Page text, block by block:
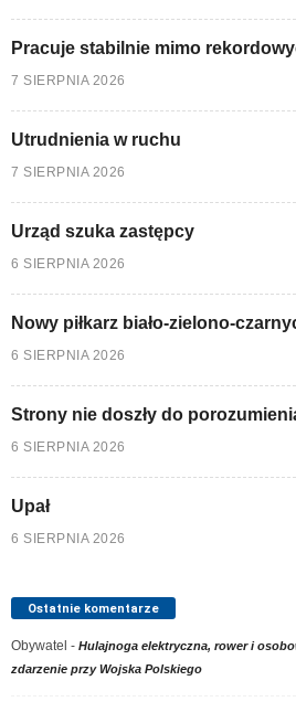
Pracuje stabilnie mimo
7 SIERPNIA 2026
Utrudnienia w ruchu
7 SIERPNIA 2026
Urząd szuka zastępcy
6 SIERPNIA 2026
Nowy piłkarz biało-zielono-
6 SIERPNIA 2026
Strony nie doszły do
6 SIERPNIA 2026
Upał
6 SIERPNIA 2026
Ostatnie komentarze
Obywatel - Hulajnoga elektryczna, rower i
zdarzenie przy Wojska Polskiego